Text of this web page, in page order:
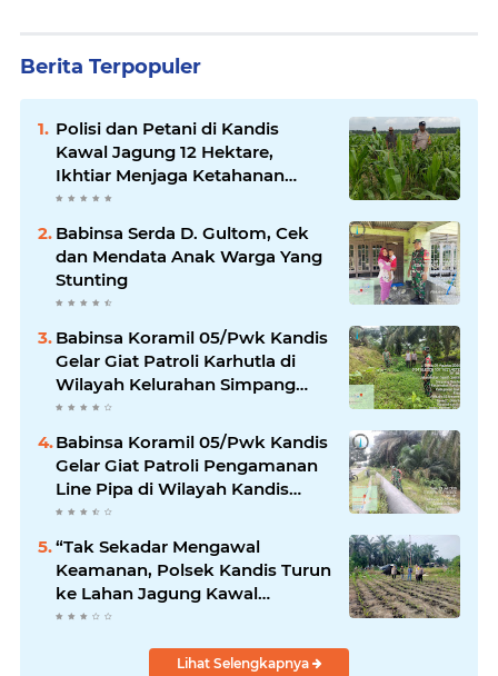
Berita Terpopuler
Polisi dan Petani di Kandis
Kawal Jagung 12 Hektare,
Ikhtiar Menjaga Ketahanan
Pangan
Babinsa Serda D. Gultom, Cek
dan Mendata Anak Warga Yang
Stunting
Babinsa Koramil 05/Pwk Kandis
Gelar Giat Patroli Karhutla di
Wilayah Kelurahan Simpang
Belutu
Babinsa Koramil 05/Pwk Kandis
Gelar Giat Patroli Pengamanan
Line Pipa di Wilayah Kandis
Kandis
“Tak Sekadar Mengawal
Keamanan, Polsek Kandis Turun
ke Lahan Jagung Kawal
Ketahanan Pangan
Lihat Selengkapnya